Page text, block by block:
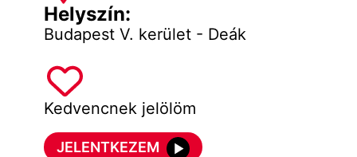
Helyszín:
Budapest V. kerület - Deák
Kedvencnek jelölöm
JELENTKEZEM